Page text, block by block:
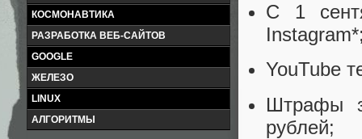
КОСМОНАВТИКА
РАЗРАБОТКА ВЕБ-САЙТОВ
GOOGLE
ЖЕЛЕЗО
LINUX
АЛГОРИТМЫ
С 1
YouTube
Штрафы
рублей;